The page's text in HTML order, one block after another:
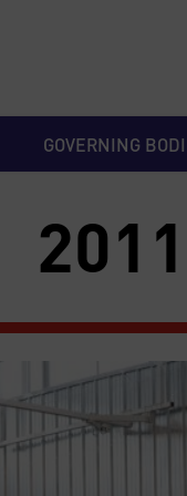
GOVERNING